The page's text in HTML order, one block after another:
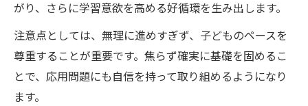
がり、さらに学習意欲を高める好循環を生み出します。
注意点としては、無理に進めすぎず、子どものペースを
尊重することが重要です。焦らず確実に基礎を固めるこ
とで、応用問題にも自信を持って取り組めるようになり
ます。